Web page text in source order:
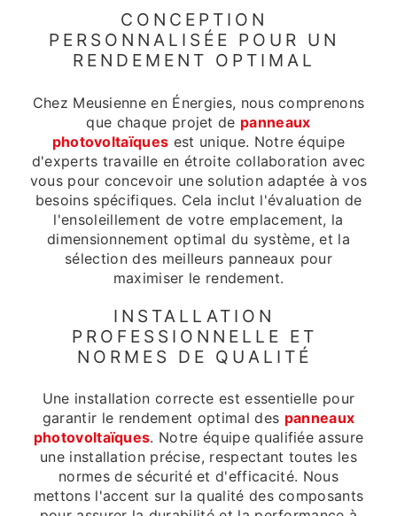
CONCEPTION
PERSONNALISÉE POUR UN
RENDEMENT OPTIMAL
Chez Meusienne en Énergies, nous comprenons
que chaque projet de panneaux
photovoltaïques est unique. Notre équipe
d'experts travaille en étroite collaboration avec
vous pour concevoir une solution adaptée à vos
besoins spécifiques. Cela inclut l'évaluation de
l'ensoleillement de votre emplacement, la
dimensionnement optimal du système, et la
sélection des meilleurs panneaux pour
maximiser le rendement.
INSTALLATION
PROFESSIONNELLE ET
NORMES DE QUALITÉ
Une installation correcte est essentielle pour
garantir le rendement optimal des panneaux
photovoltaïques. Notre équipe qualifiée assure
une installation précise, respectant toutes les
normes de sécurité et d'efficacité. Nous
mettons l'accent sur la qualité des composants